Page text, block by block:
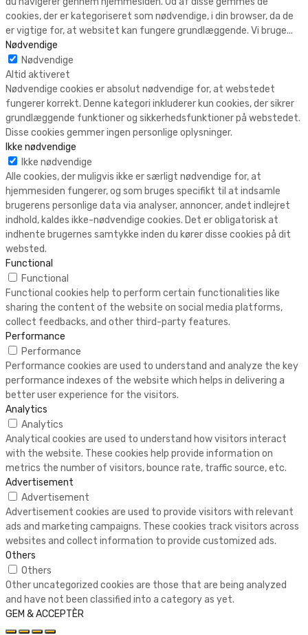
cookies, der er kategoriseret som nødvendige, i din browser, da de
er vigtige for, at websitet kan fungere grundlæggende. Vi bruge...
Nødvendige
Nødvendige
Altid aktiveret
Nødvendige cookies er absolut nødvendige for, at webstedet
fungerer korrekt. Denne kategori inkluderer kun cookies, der sikrer
grundlæggende funktioner og sikkerhedsfunktioner på webstedet.
Disse cookies gemmer ingen personlige oplysninger.
Ikke nødvendige
Ikke nødvendige
Alle cookies, der muligvis ikke er særligt nødvendige for, at
hjemmesiden fungerer, og som bruges specifikt til at indsamle
brugerens personlige data via analyser, annoncer, andet indlejret
indhold, kaldes ikke-nødvendige cookies. Det er obligatorisk at
indhente brugernes samtykke inden du kører disse cookies på dit
websted.
Functional
Functional
Functional cookies help to perform certain functionalities like
sharing the content of the website on social media platforms,
collect feedbacks, and other third-party features.
Performance
Performance
Performance cookies are used to understand and analyze the key
performance indexes of the website which helps in delivering a
better user experience for the visitors.
Analytics
Analytics
Analytical cookies are used to understand how visitors interact
with the website. These cookies help provide information on
metrics the number of visitors, bounce rate, traffic source, etc.
Advertisement
Advertisement
Advertisement cookies are used to provide visitors with relevant
ads and marketing campaigns. These cookies track visitors across
websites and collect information to provide customized ads.
Others
Others
Other uncategorized cookies are those that are being analyzed
and have not been classified into a category as yet.
GEM & ACCEPTÈR